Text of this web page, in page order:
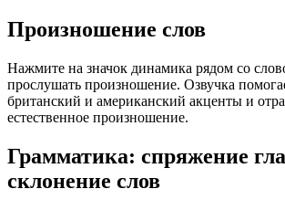
Произношение слов
Нажмите на значок динамика рядом со
прослушать произношение. Озвучка
британский и американский акценты и
естественное произношение.
Грамматика: спряжение
склонение слов